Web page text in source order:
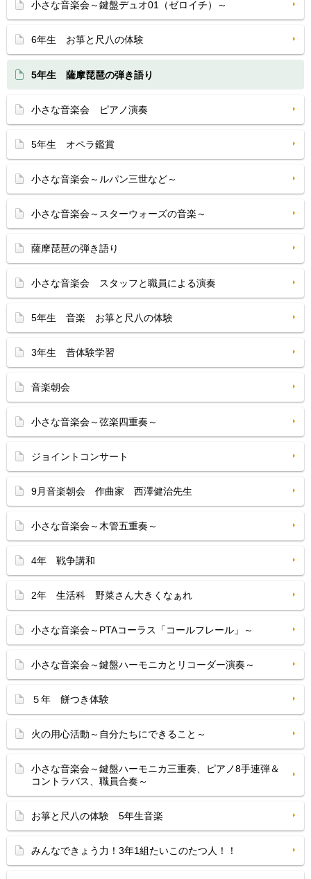
小さな音楽会～鍵盤デュオ01（ゼロイチ）～
6年生 お箏と尺八の体験
5年生 薩摩琵琶の弾き語り
小さな音楽会 ピアノ演奏
5年生 オペラ鑑賞
小さな音楽会～ルパン三世など～
小さな音楽会～スターウォーズの音楽～
薩摩琵琶の弾き語り
小さな音楽会 スタッフと職員による演奏
5年生 音楽 お箏と尺八の体験
3年生 昔体験学習
音楽朝会
小さな音楽会～弦楽四重奏～
ジョイントコンサート
9月音楽朝会 作曲家 西澤健治先生
小さな音楽会～木管五重奏～
4年 戦争講和
2年 生活科 野菜さん大きくなぁれ
小さな音楽会～PTAコーラス「コールフレール」～
小さな音楽会～鍵盤ハーモニカとリコーダー演奏～
５年 餅つき体験
火の用心活動～自分たちにできること～
小さな音楽会～鍵盤ハーモニカ三重奏、ピアノ8手連弾＆
コントラバス、職員合奏～
お箏と尺八の体験 5年生音楽
みんなできょう力！3年1組たいこのたつ人！！